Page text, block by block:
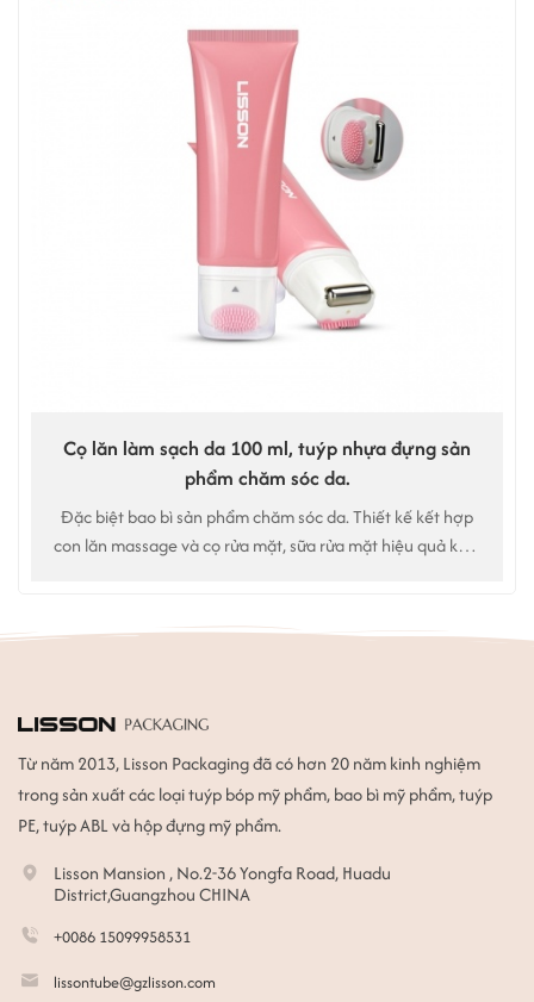
Cọ lăn làm sạch da 100 ml, tuýp nhựa đựng sản
phẩm chăm sóc da.
Đặc biệt bao bì sản phẩm chăm sóc da. Thiết kế kết hợp
con lăn massage và cọ rửa mặt, sữa rửa mặt hiệu quả kép.
Từ năm 2013, Lisson Packaging đã có hơn 20 năm kinh nghiệm
trong sản xuất các loại tuýp bóp mỹ phẩm, bao bì mỹ phẩm, tuýp
PE, tuýp ABL và hộp đựng mỹ phẩm.
Lisson Mansion , No.2-36 Yongfa Road, Huadu
District,Guangzhou CHINA
+0086 15099958531
lissontube@gzlisson.com